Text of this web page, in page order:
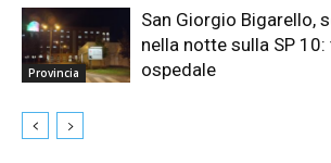
Provincia
San Giorgio Bigarello,
nella notte sulla SP
ospedale